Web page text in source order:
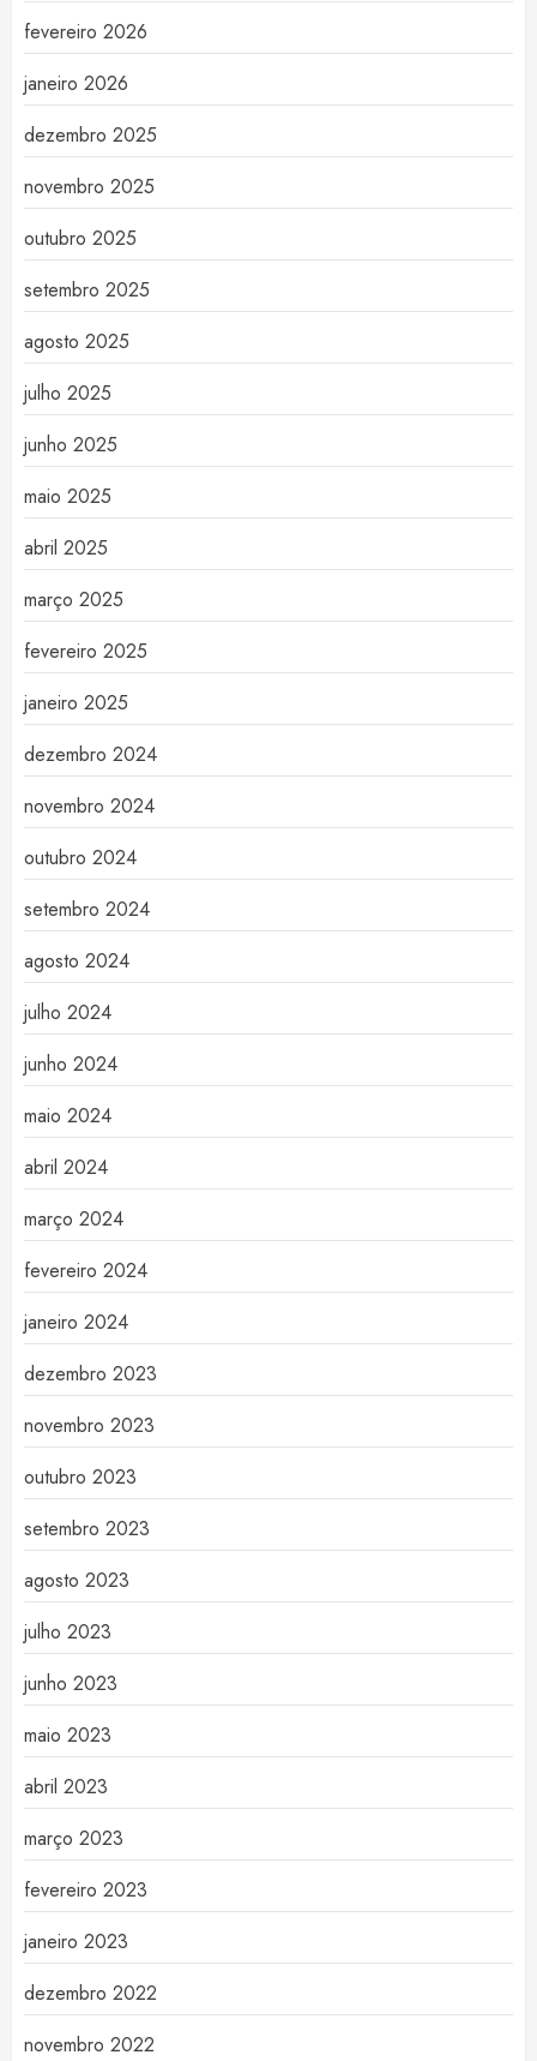
fevereiro 2026
janeiro 2026
dezembro 2025
novembro 2025
outubro 2025
setembro 2025
agosto 2025
julho 2025
junho 2025
maio 2025
abril 2025
março 2025
fevereiro 2025
janeiro 2025
dezembro 2024
novembro 2024
outubro 2024
setembro 2024
agosto 2024
julho 2024
junho 2024
maio 2024
abril 2024
março 2024
fevereiro 2024
janeiro 2024
dezembro 2023
novembro 2023
outubro 2023
setembro 2023
agosto 2023
julho 2023
junho 2023
maio 2023
abril 2023
março 2023
fevereiro 2023
janeiro 2023
dezembro 2022
novembro 2022